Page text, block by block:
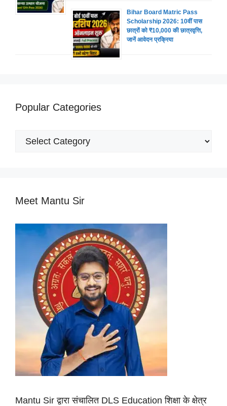
Bihar Board Matric Pass
Scholarship 2026: 10वीं पास
छात्रों को ₹10,000 की छात्रवृत्ति,
जानें आवेदन प्रक्रिया
Popular Categories
Popular
Meet Mantu Sir
Mantu Sir द्वारा संचालित DLS Education शिक्षा के क्षेत्र